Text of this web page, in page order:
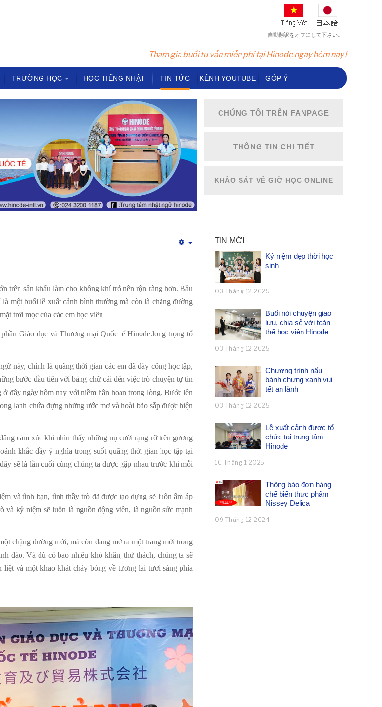
自動翻訳をオフにして下さい。
Tham gia buổi tư vấn miễn phí tại Hinode ngay hôm nay !
TRƯỜNG HỌC HỌC TIẾNG NHẬT TIN TỨC KÊNH YOUTUBE GÓP Ý
CHÚNG TÔI TRÊN FANPAGE
THÔNG TIN CHI TIẾT
KHẢO SÁT VỀ GIỜ HỌC ONLINE
trên sân khấu làm cho không khí trở nên rộn ràng hơn. Bầu
một buổi lễ xuất cảnh bình thường mà còn là chặng đường
trời mọc của các em học viên
Giáo dục và Thương mại Quốc tế Hinode.long trọng tổ
này, chính là quãng thời gian các em đã dày công học tập,
bước đầu tiên với bảng chữ cái đến việc trò chuyện tự tin
đây ngày hôm nay với niềm hân hoan trong lòng. Bước lên
lanh chứa đựng những ước mơ và hoài bão sắp được hiện
cảm xúc khi nhìn thấy những nụ cười rạng rỡ trên gương
khắc đầy ý nghĩa trong suốt quãng thời gian học tập tại
sẽ là lần cuối cùng chúng ta được gặp nhau trước khi mỗi
và tình bạn, tình thầy trò đã được tạo dựng sẽ luôn ấm áp
kỷ niệm sẽ luôn là nguồn động viên, là nguồn sức mạnh
chặng đường mới, mà còn đang mở ra một trang mới trong
đào. Và dù có bao nhiêu khó khăn, thử thách, chúng ta sẽ
và một khao khát cháy bỏng về tương lai tươi sáng phía
TIN MỚI
Kỷ niệm đẹp thời học
sinh
03 Tháng 12 2025
Buổi nói chuyện giao
lưu, chia sẻ với toàn
thể học viên Hinode
03 Tháng 12 2025
Chương trình nấu
bánh chưng xanh vui
tết an lành
03 Tháng 12 2025
Lễ xuất cảnh được tổ
chức tại trung tâm
Hinode
10 Tháng 1 2025
Thông báo đơn hàng
chế biến thực phẩm
Nissey Delica
09 Tháng 12 2024